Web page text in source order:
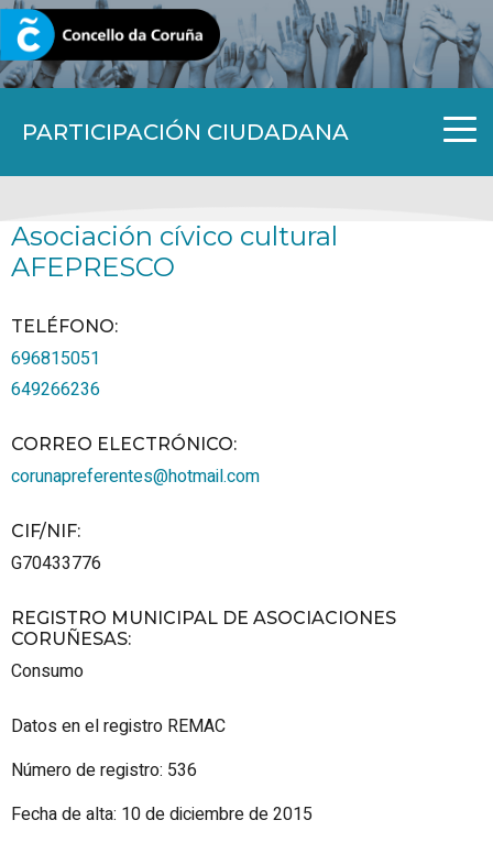
PARTICIPACIÓN CIUDADANA
CORUNA.GAL
Asociación cívico cultural
AFEPRESCO
TELÉFONO:
696815051
649266236
CORREO ELECTRÓNICO:
corunapreferentes@hotmail.com
CIF/NIF:
G70433776
REGISTRO MUNICIPAL DE ASOCIACIONES
CORUÑESAS:
Consumo
Datos en el registro REMAC
Número de registro: 536
Fecha de alta: 10 de diciembre de 2015